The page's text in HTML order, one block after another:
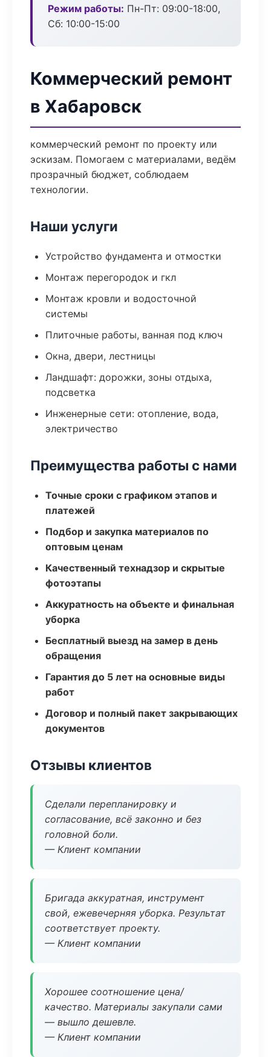
Режим работы: Пн-Пт: 09:00-18:00,
Сб: 10:00-15:00
Коммерческий ремонт
в Хабаровск
коммерческий ремонт по проекту или
эскизам. Помогаем с материалами, ведём
прозрачный бюджет, соблюдаем
технологии.
Наши услуги
Устройство фундамента и отмостки
Монтаж перегородок и гкл
Монтаж кровли и водосточной
системы
Плиточные работы, ванная под ключ
Окна, двери, лестницы
Ландшафт: дорожки, зоны отдыха,
подсветка
Инженерные сети: отопление, вода,
электричество
Преимущества работы с нами
Точные сроки с графиком этапов и
платежей
Подбор и закупка материалов по
оптовым ценам
Качественный технадзор и скрытые
фотоэтапы
Аккуратность на объекте и финальная
уборка
Бесплатный выезд на замер в день
обращения
Гарантия до 5 лет на основные виды
работ
Договор и полный пакет закрывающих
документов
Отзывы клиентов
Сделали перепланировку и
согласование, всё законно и без
головной боли.
— Клиент компании
Бригада аккуратная, инструмент
свой, ежевечерняя уборка. Результат
соответствует проекту.
— Клиент компании
Хорошее соотношение цена/
качество. Материалы закупали сами
— вышло дешевле.
— Клиент компании